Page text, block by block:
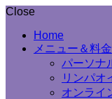
Close
Home
メニュー＆料金
パーソナ
リンパオ
オンライ